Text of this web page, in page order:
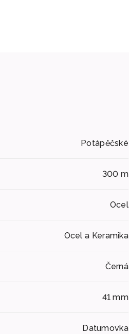
Potápěčské
300 m
Ocel
Ocel a Keramika
Černá
41 mm
Datumovka